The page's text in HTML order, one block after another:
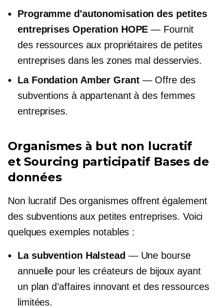
Programme d'autonomisation des petites
entreprises Operation HOPE — Fournit
des ressources aux propriétaires de petites
entreprises dans les zones mal desservies.
La Fondation Amber Grant— Offre des
subventions à appartenant à des femmes
entreprises.
Organismes à but non lucratif
etSourcing participatif Bases de
données
Non lucratifDes organismes offrent également
des subventions aux petites entreprises. Voici
quelques exemples notables :
La subvention Halstead — Une bourse
annuelle pour les créateurs de bijoux ayant
un plan d’affaires innovant et des ressources
limitées.